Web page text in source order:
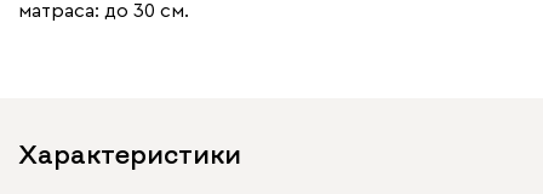
матраса: до 30 см.
Характеристики